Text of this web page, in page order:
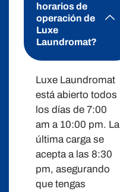
horarios de
operación de
Luxe
Laundromat?
Luxe Laundromat
está abierto todos
los días de 7:00
am a 10:00 pm. La
última carga se
acepta a las 8:30
pm, asegurando
que tengas